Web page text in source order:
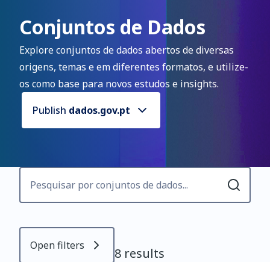
Conjuntos de Dados
Explore conjuntos de dados abertos de diversas
origens, temas e em diferentes formatos, e utilize-
os como base para novos estudos e insights.
Publish dados.gov.pt
Open filters 8 results